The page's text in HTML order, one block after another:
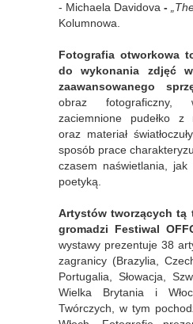
- Michaela Davidova -
Kolumnowa.
Fotografia otworkowa
do wykonania zdjęć
zaawansowanego
obraz fotograficzny,
zaciemnione pudełko z
oraz materiał
sposób prace
czasem naświetlania, jak
poetyką.
Artystów tworzących tą
gromadzi Festiwal
wystawy prezentuje 38
zagranicy (Brazylia,
Portugalia, Słowacja,
Wielka Brytania i
Twórczych, w tym